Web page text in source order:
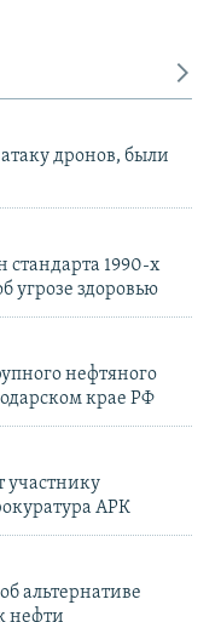
дронов, были
стандарта 1990-х
угрозе здоровью
нефтяного
крае РФ
участнику
АРК
альтернативе
нефти